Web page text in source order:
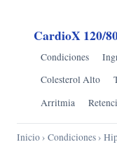
CardioX 120/
Condiciones
Colesterol Alto
Arritmia
Inicio› Condiciones›